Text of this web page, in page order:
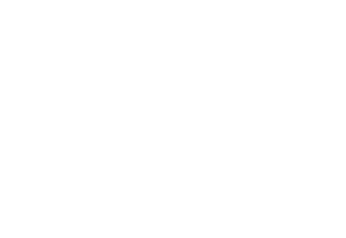
Durante la rueda de prensa
las cuentas provinciales,
hidráulicas y las destinadas a
mejora de la gestión del agua
déficit hídrico», ha indicado